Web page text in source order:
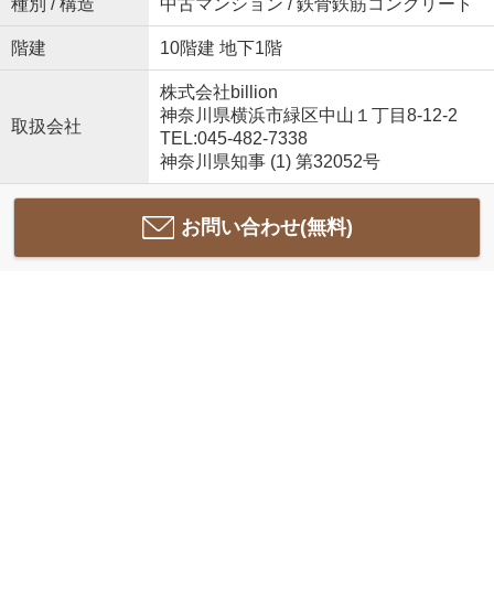
種別 / 構造 中古マンション / 鉄骨鉄筋コンクリート
階建 10階建 地下1階
取扱会社
株式会社billion
神奈川県横浜市緑区中山１丁目8-12-2
TEL:045-482-7338
神奈川県知事 (1) 第32052号
お問い合わせ(無料)